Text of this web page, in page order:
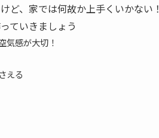
ど、家では何故か上手くいかない！
ていきましょう
気感が大切！
える